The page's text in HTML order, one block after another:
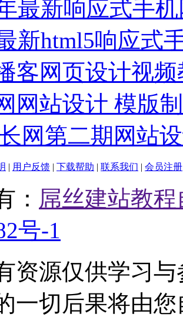
最新响应式手
新html5响应式
客网页设计视频
网站设计 模版
网第二期网站
| 用户反馈 | 下载帮助 | 联系我们 | 会员注册
： 屌丝建站教
号-1
资源仅供学习
一切后果将由